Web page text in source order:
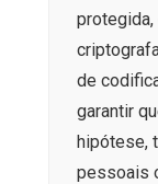
de
garantir
hipótese,
pessoais